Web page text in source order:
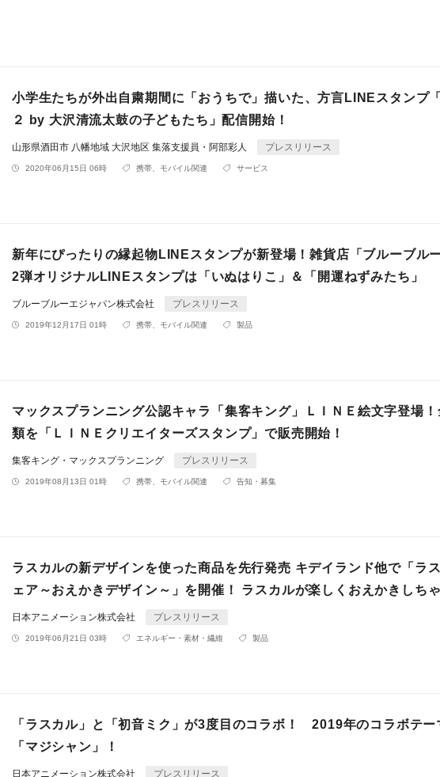
小学生たちが外出自粛期間に「おうちで」描いた、方言LINEスタンプ
２ by 大沢清流太鼓の子どもたち」配信開始！
山形県酒田市 八幡地域 大沢地区 集落支援員・阿部彩人 プレスリリース
2020年06月15日 06時 携帯、モバイル関連 サービス
新年にぴったりの縁起物LINEスタンプが新登場！雑貨店「ブルーブル
2弾オリジナルLINEスタンプは「いぬはりこ」＆「開運ねずみたち」
ブルーブルーエジャパン株式会社 プレスリリース
2019年12月17日 01時 携帯、モバイル関連 製品
マックスプランニング公認キャラ「集客キング」ＬＩＮＥ絵文字登場
類を「ＬＩＮＥクリエイターズスタンプ」で販売開始！
集客キング・マックスプランニング プレスリリース
2019年08月13日 01時 携帯、モバイル関連 告知・募集
ラスカルの新デザインを使った商品を先行発売 キデイランド他で「ラ
ェア～おえかきデザイン～」を開催！ ラスカルが楽しくおえかきしち
日本アニメーション株式会社 プレスリリース
2019年06月21日 03時 エネルギー・素材・繊維 製品
「ラスカル」と「初音ミク」が3度目のコラボ！ 2019年のコラボテー
「マジシャン」！
日本アニメーション株式会社 プレスリリース